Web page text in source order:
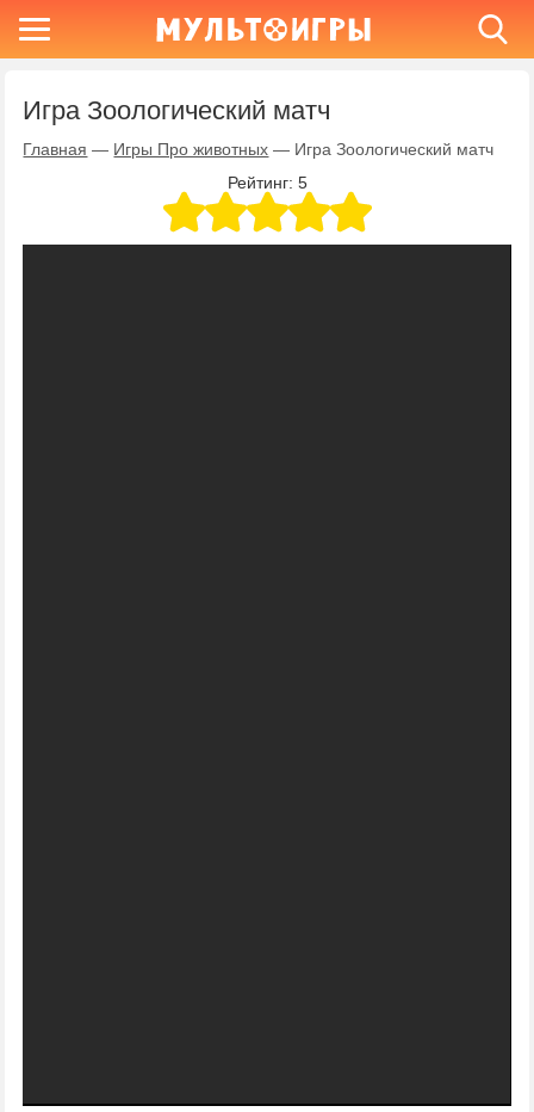
Игра Зоологический матч
Главная — Игры Про животных — Игра Зоологический матч
Рейтинг: 5